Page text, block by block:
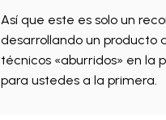
Así que este es solo un
desarrollando un producto
técnicos «aburridos» en la
para ustedes a la primera.